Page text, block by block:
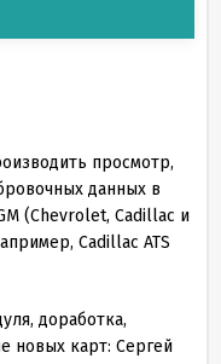
просмотр,
данных в
(Chevrolet, Cadillac и
Cadillac ATS
доработка,
новых карт: Сергей